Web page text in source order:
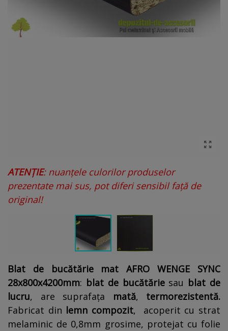
ATENȚIE: nuanțele culorilor produselor
prezentate mai sus, pot diferi sensibil față de
original!
Blat de bucătărie mat AFRO WENGE SYNC
28x800x4200mm: blat de bucătăriesau blat de
lucru, are suprafața mată, termorezistentă.
Fabricat din lemn compozit, acoperit cu strat
melaminic de 0,8mm grosime, protejat cu folie